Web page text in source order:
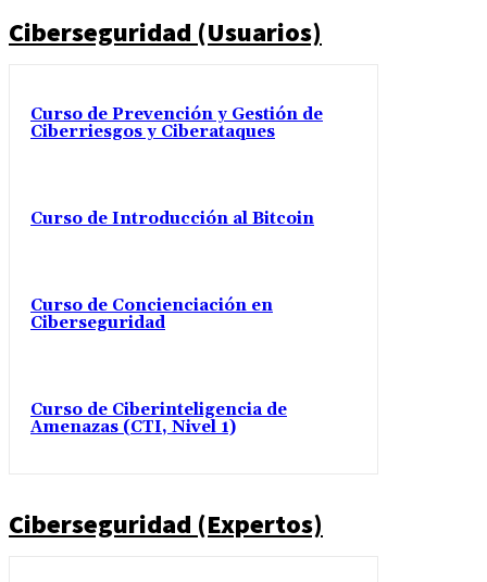
Ciberseguridad (Usuarios)
Curso de Prevención y Gestión de
Ciberriesgos y Ciberataques
Curso de Introducción al Bitcoin
Curso de Concienciación en
Ciberseguridad
Curso de Ciberinteligencia de
Amenazas (CTI, Nivel 1)
Ciberseguridad (Expertos)